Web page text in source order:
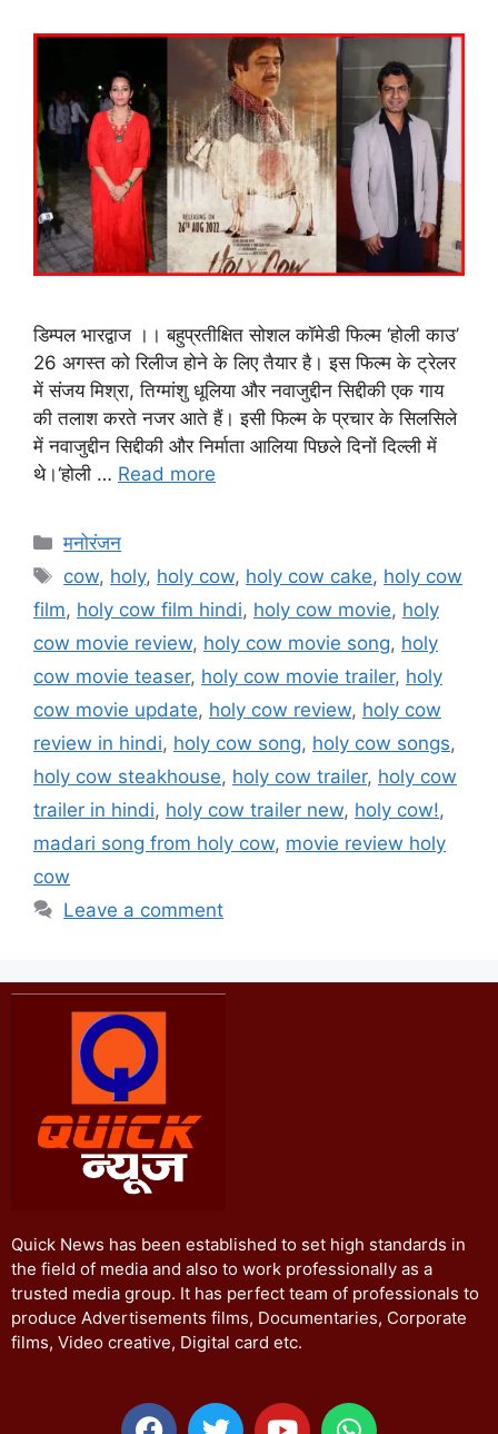
डिम्पल भारद्वाज ।। बहुप्रतीक्षित सोशल कॉमेडी फिल्म ‘होली काउ’
26 अगस्त को रिलीज होने के लिए तैयार है। इस फिल्म के ट्रेलर
में संजय मिश्रा, तिग्मांशु धूलिया और नवाजुद्दीन सिद्दीकी एक गाय
की तलाश करते नजर आते हैं। इसी फिल्म के प्रचार के सिलसिले
में नवाजुद्दीन सिद्दीकी और निर्माता आलिया पिछले दिनों दिल्ली में
थे।‘होली … Read more
मनोरंजन
cow, holy, holy cow, holy cow cake, holy cow
film, holy cow film hindi, holy cow movie, holy
cow movie review, holy cow movie song, holy
cow movie teaser, holy cow movie trailer, holy
cow movie update, holy cow review, holy cow
review in hindi, holy cow song, holy cow songs,
holy cow steakhouse, holy cow trailer, holy cow
trailer in hindi, holy cow trailer new, holy cow!,
madari song from holy cow, movie review holy
cow
Leave a comment
Quick News has been established to set high standards in
the field of media and also to work professionally as a
trusted media group. It has perfect team of professionals to
produce Advertisements films, Documentaries, Corporate
films, Video creative, Digital card etc.